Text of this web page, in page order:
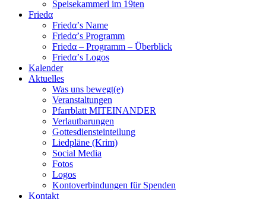
Speisekammerl im 19ten
Friedα
Friedα’s Name
Friedα’s Programm
Friedα – Programm – Überblick
Friedα’s Logos
Kalender
Aktuelles
Was uns bewegt(e)
Veranstaltungen
Pfarrblatt MITEINANDER
Verlautbarungen
Gottesdiensteinteilung
Liedpläne (Krim)
Social Media
Fotos
Logos
Kontoverbindungen für Spenden
Kontakt